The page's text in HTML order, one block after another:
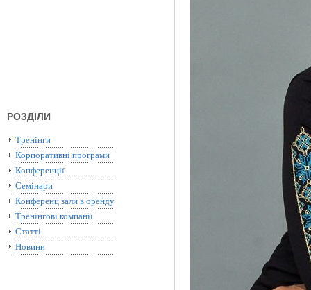
РОЗДІЛИ
Тренінги
Корпоративні програми
Конференції
Семінари
Конференц зали в оренду
Тренінгові компанії
Статті
Новини